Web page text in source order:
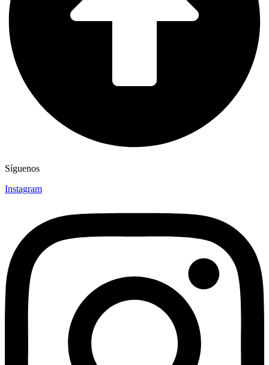
Síguenos
Instagram